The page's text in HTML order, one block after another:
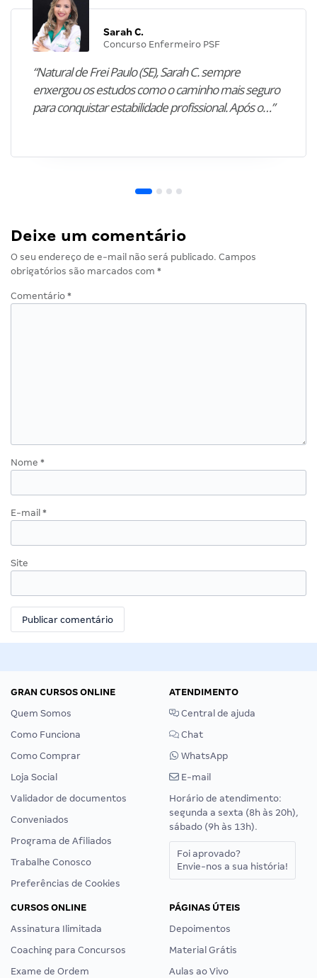
Sarah C.
Concurso Enfermeiro PSF
“Natural de Frei Paulo (SE), Sarah C. sempre
enxergou os estudos como o caminho mais seguro
para conquistar estabilidade profissional. Após o…”
Deixe um comentário
O seu endereço de e-mail não será publicado. Campos
obrigatórios são marcados com *
Comentário *
Nome *
E-mail *
Site
GRAN CURSOS ONLINE
Quem Somos
Como Funciona
Como Comprar
Loja Social
Validador de documentos
Conveniados
Programa de Afiliados
Trabalhe Conosco
Preferências de Cookies
ATENDIMENTO
Central de ajuda
Chat
WhatsApp
E-mail
Horário de atendimento:
segunda a sexta (8h às 20h),
sábado (9h às 13h).
Foi aprovado?
Envie-nos a sua história!
CURSOS ONLINE
Assinatura Ilimitada
Coaching para Concursos
Exame de Ordem
PÁGINAS ÚTEIS
Depoimentos
Material Grátis
Aulas ao Vivo